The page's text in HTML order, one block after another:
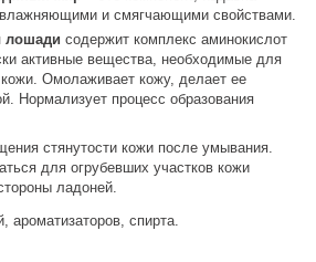
и смягчающими свойствами.
лошади содержит комплекс аминокислот
активные вещества, необходимые для
Омолаживает кожу, делает ее
Нормализует процесс образования
стянутости кожи после умывания.
для огрубевших участков кожи
ладоней.
ароматизаторов, спирта.